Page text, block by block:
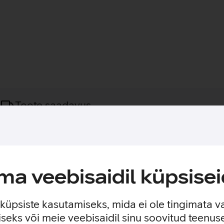
veebisaidil
kasutamiseks, mida ei ole tingimata
või meie veebisaidil sinu soovitud
Toote saadavus
tänu MagSafe hoidikule. Ideaalne videokõnede tegemiseks,
Tänu MagSafe kinnitusele saad telefoni kiiresti
pindadele.
(va. 16e). Lisaks sobib kõikidele MagSafe, Pixelsnap ja Qi